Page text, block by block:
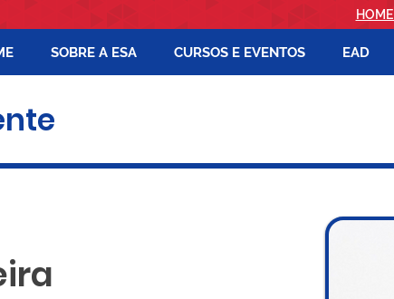
HOME
SOBRE A ESA CURSOS E EVENTOS EAD